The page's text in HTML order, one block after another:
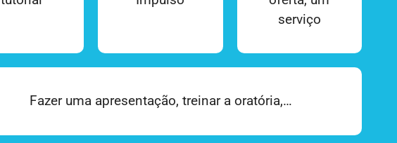
serviço
Fazer uma apresentação, treinar a oratória,…